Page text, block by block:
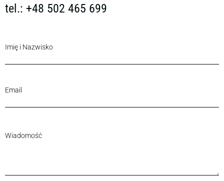
tel.: +48 502 465 699